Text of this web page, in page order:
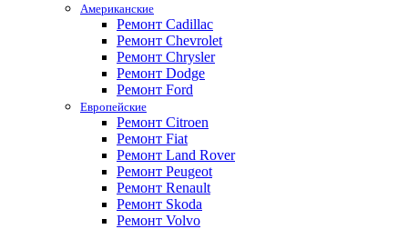
Американские
Ремонт Cadillac
Ремонт Chevrolet
Ремонт Chrysler
Ремонт Dodge
Ремонт Ford
Европейские
Ремонт Citroen
Ремонт Fiat
Ремонт Land Rover
Ремонт Peugeot
Ремонт Renault
Ремонт Skoda
Ремонт Volvo